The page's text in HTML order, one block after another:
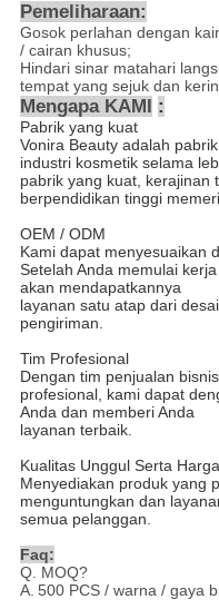
Pemeliharaan:
Gosok perlahan dengan
/ cairan khusus;
Hindari sinar matahari
tempat yang sejuk dan
Mengapa KAMI :
Pabrik yang kuat
Vonira Beauty adalah
industri kosmetik selama
pabrik yang kuat, kerajinan
berpendidikan tinggi
OEM / ODM
Kami dapat menyesuaikan
Setelah Anda memulai
akan mendapatkannya
layanan satu atap dari
pengiriman.
Tim Profesional
Dengan tim penjualan
profesional, kami dapat
Anda dan memberi Anda
layanan terbaik.
Kualitas Unggul Serta
Menyediakan produk yang
menguntungkan dan
semua pelanggan.
Faq:
Q. MOQ?
A. 500 PCS / warna / gaya